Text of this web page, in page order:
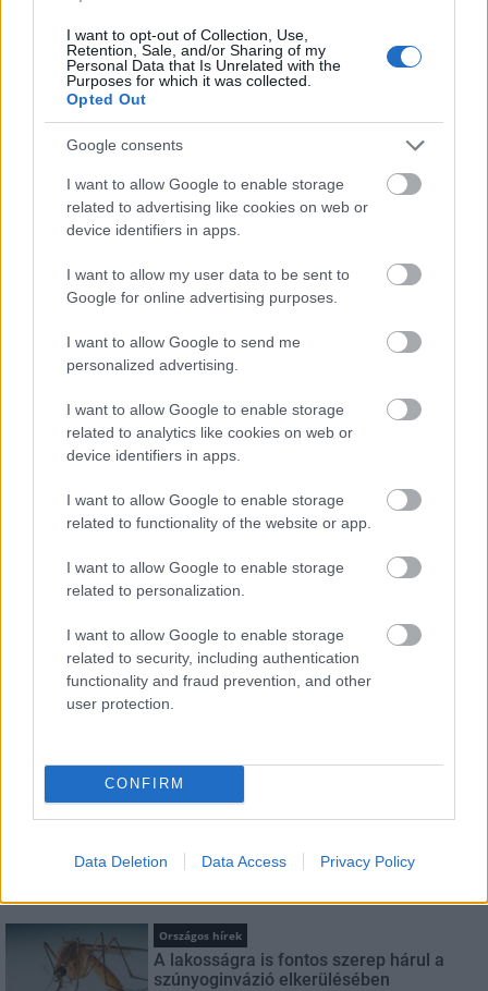
I want to opt-out of Collection, Use,
Retention, Sale, and/or Sharing of my
Personal Data that Is Unrelated with the
Purposes for which it was collected.
Opted Out
Google consents
I want to allow Google to enable storage
related to advertising like cookies on web or
device identifiers in apps.
I want to allow my user data to be sent to
Google for online advertising purposes.
I want to allow Google to send me
personalized advertising.
I want to allow Google to enable storage
related to analytics like cookies on web or
device identifiers in apps.
I want to allow Google to enable storage
related to functionality of the website or app.
I want to allow Google to enable storage
related to personalization.
I want to allow Google to enable storage
related to security, including authentication
functionality and fraud prevention, and other
user protection.
CONFIRM
Data Deletion Data Access Privacy Policy
Franciaország villamosenergia-
hálózatát
játszótér Debrecen egyik legfontosabb
terén
Fából épül Budakeszi új óvodája
Gyárleállításokkal és átszervezett
termeléssel tehermentesíti a
HÍRLEVÉL
E-mail cím
Országos hírek
A lakosságra is fontos szerep hárul a
szúnyoginvázió elkerülésében